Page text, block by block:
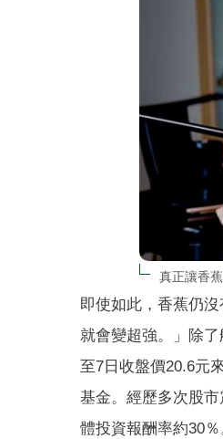
真正讓香
即使如此，香蕉仍
就會變超強。」除
至7日收盤價20.6元
基金。經歷多次股
體投資報酬率約30